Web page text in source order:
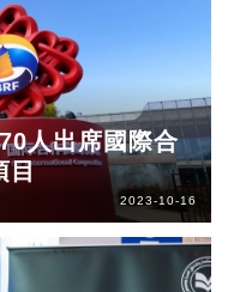
人出席國際合
目
2023-10-16